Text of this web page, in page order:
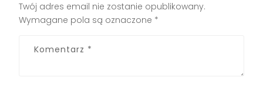
Twój adres email nie zostanie opublikowany.
Wymagane pola są oznaczone *